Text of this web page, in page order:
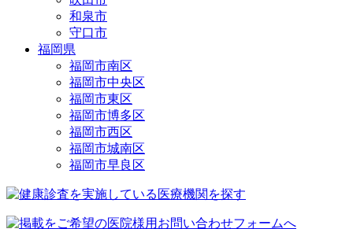
和泉市
守口市
福岡県
福岡市南区
福岡市中央区
福岡市東区
福岡市博多区
福岡市西区
福岡市城南区
福岡市早良区